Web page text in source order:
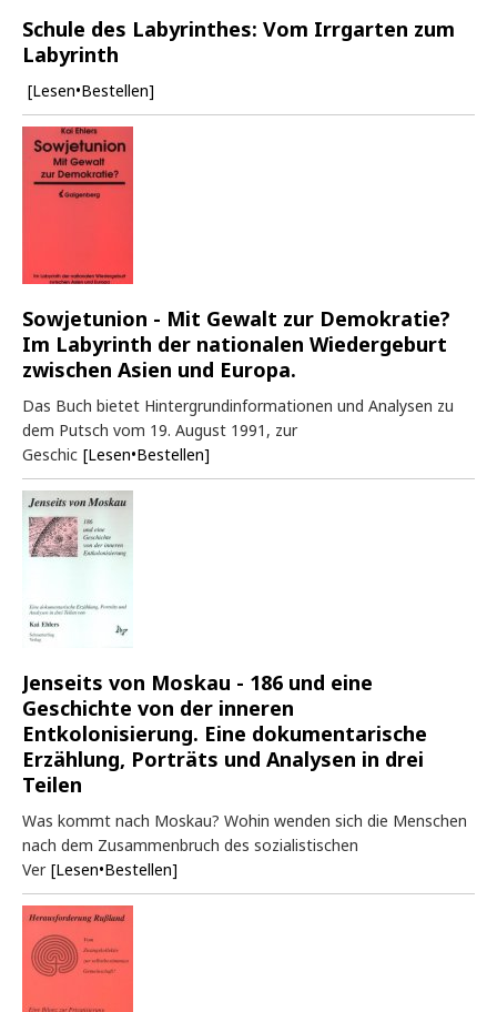
Schule des Labyrinthes: Vom Irrgarten zum
Labyrinth
[Lesen•Bestellen]
Sowjetunion - Mit Gewalt zur Demokratie?
Im Labyrinth der nationalen Wiedergeburt
zwischen Asien und Europa.
Das Buch bietet Hintergrundinformationen und Analysen zu
dem Putsch vom 19. August 1991, zur
Geschic [Lesen•Bestellen]
Jenseits von Moskau - 186 und eine
Geschichte von der inneren
Entkolonisierung. Eine dokumentarische
Erzählung, Porträts und Analysen in drei
Teilen
Was kommt nach Moskau? Wohin wenden sich die Menschen
nach dem Zusammenbruch des sozialistischen
Ver [Lesen•Bestellen]